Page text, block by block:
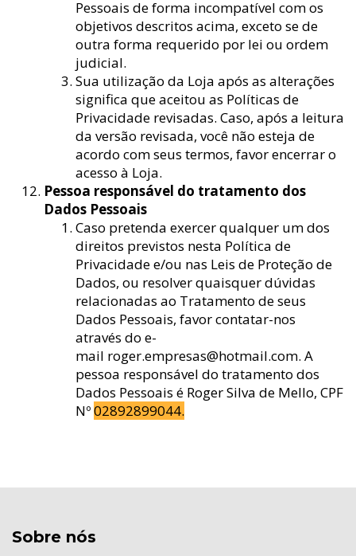
Pessoais de forma incompatível com os
objetivos descritos acima, exceto se de
outra forma requerido por lei ou ordem
judicial.
Sua utilização da Loja após as alterações
significa que aceitou as Políticas de
Privacidade revisadas. Caso, após a leitura
da versão revisada, você não esteja de
acordo com seus termos, favor encerrar o
acesso à Loja.
Pessoa responsável do tratamento dos
Dados Pessoais
Caso pretenda exercer qualquer um dos
direitos previstos nesta Política de
Privacidade e/ou nas Leis de Proteção de
Dados, ou resolver quaisquer dúvidas
relacionadas ao Tratamento de seus
Dados Pessoais, favor contatar-nos
através do e-
mail roger.empresas@hotmail.com. A
pessoa responsável do tratamento dos
Dados Pessoais é Roger Silva de Mello, CPF
Nº02892899044.
Sobre nós